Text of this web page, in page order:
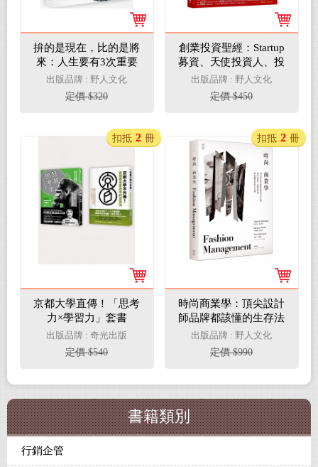
拚的是現在，比的是將
來：人生要有3次重要
跳槽！45個優勢法則讓
你成為職場最搶手的
「頂尖人才」
出版品牌 : 野人文化
定價 $320
創業投資聖經：Startup
募資、天使投資人、投
資契約、談判策略全方
位教戰法則
出版品牌 : 野人文化
定價 $450
京都大學直傳！「思考
力×學習力」套書
出版品牌 : 奇光出版
定價 $540
扣抵 2 冊
時尚商業學：頂尖設計
師品牌都該懂的生存法
則，從產品發想、策略
經營到推向國際的實戰
８堂課
出版品牌 : 野人文化
定價 $990
扣抵 2 冊
書籍類別
行銷企管